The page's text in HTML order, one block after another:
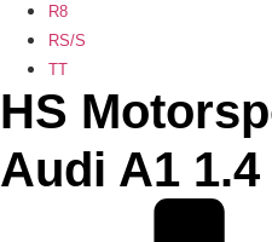
R8
RS/S
TT
HS
Audi A1 1.4